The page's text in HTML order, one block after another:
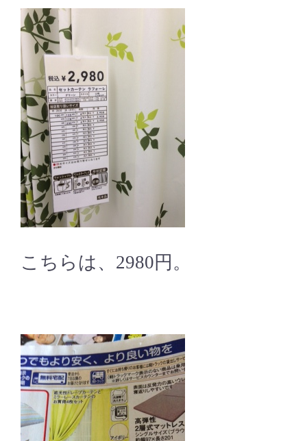
こちらは、2980円。